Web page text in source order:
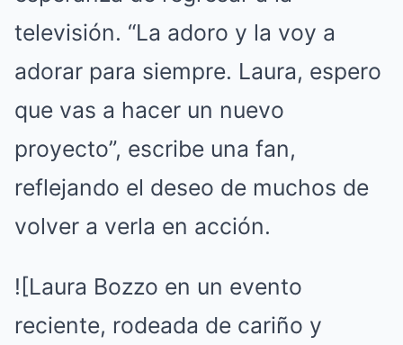
televisión. “La adoro y la voy a
adorar para siempre. Laura, espero
que vas a hacer un nuevo
proyecto”, escribe una fan,
reflejando el deseo de muchos de
volver a verla en acción.
![Laura Bozzo en un evento
reciente, rodeada de cariño y